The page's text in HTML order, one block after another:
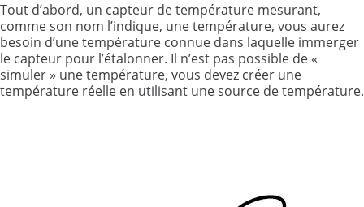
Tout d’abord, un capteur de température mesurant,
comme son nom l’indique, une température, vous aurez
besoin d’une température connue dans laquelle immerger
le capteur pour l’étalonner. Il n’est pas possible de «
simuler » une température, vous devez créer une
température réelle en utilisant une source de température.